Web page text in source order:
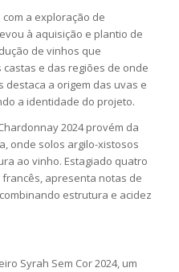
a exploração de
à aquisição e plantio de
de vinhos que
e das regiões de onde
destaca a origem das uvas e
a identidade do projeto.
2024 provém da
onde solos argilo-xistosos
ao vinho. Estagiado quatro
apresenta notas de
estrutura e acidez
Syrah Sem Cor 2024, um